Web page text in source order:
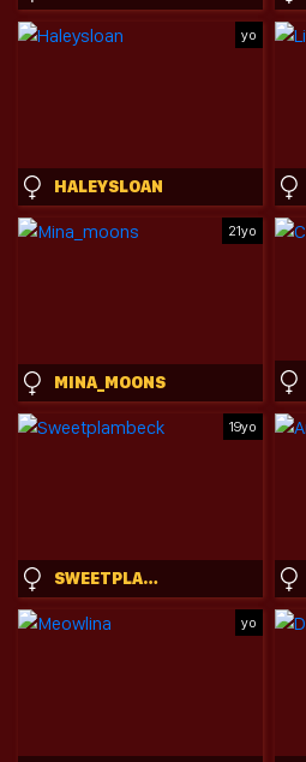
yo
HALEYSLOAN
21yo
MINA_MOONS
19yo
SWEETPLAMBECK
yo